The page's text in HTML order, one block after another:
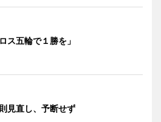
ス五輪で１勝を」
見直し、予断せず